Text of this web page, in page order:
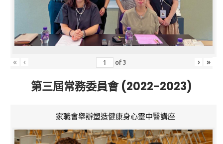
« ‹ of3 › »
第三屆常務委員會 (2022-2023)
家職會舉辦塑造健康身心靈中醫講座